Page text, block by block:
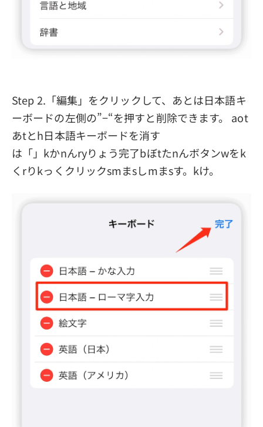
Step 2.「編集」をクリックして、あとは日本語キ
ーボードの左側の”−“を押すと削除できます。 aot
あtとh日本語キーボードを消す
は「」kかnんryりょう完了bぼtたnんボタンwをk
くrりkっくクリックsmまsしmまsす。kけ。